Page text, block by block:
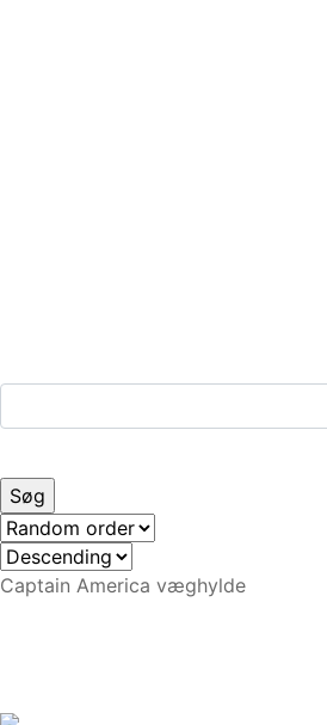
Captain America væghylde